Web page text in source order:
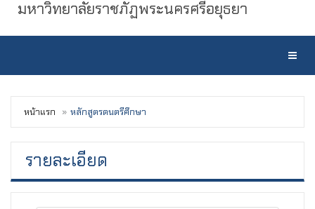
มหาวิทยาลัยราชภัฏพระนครศรีอยุธยา
หน้าแรก หลักสูตรดนตรีศึกษา
รายละเอียด